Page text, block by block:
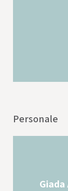
Personale